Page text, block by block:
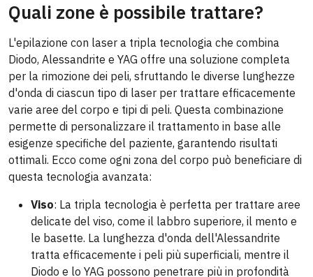
Quali zone è possibile trattare?
L'epilazione con laser a tripla tecnologia che combina
Diodo, Alessandrite e YAG offre una soluzione completa
per la rimozione dei peli, sfruttando le diverse lunghezze
d'onda di ciascun tipo di laser per trattare efficacemente
varie aree del corpo e tipi di peli. Questa combinazione
permette di personalizzare il trattamento in base alle
esigenze specifiche del paziente, garantendo risultati
ottimali. Ecco come ogni zona del corpo può beneficiare di
questa tecnologia avanzata:
Viso: La tripla tecnologia è perfetta per trattare aree
delicate del viso, come il labbro superiore, il mento e
le basette. La lunghezza d'onda dell'Alessandrite
tratta efficacemente i peli più superficiali, mentre il
Diodo e lo YAG possono penetrare più in profondità